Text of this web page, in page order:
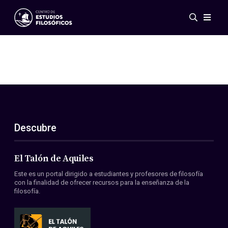
Eventos
ES
EN
Acerca de nosotros
Miembros
Convenios
Descubre
El Talón de Aquiles
Este es un portal dirigido a estudiantes y profesores de filosofía
con la finalidad de ofrecer recursos para la enseñanza de la
filosofía.